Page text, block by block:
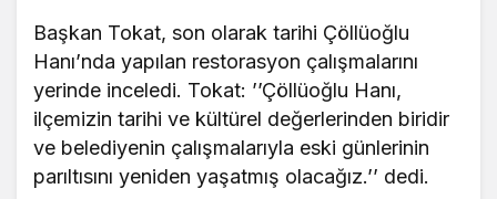
Başkan Tokat, son olarak tarihi Çöllüoğlu
Hanı’nda yapılan restorasyon çalışmalarını
yerinde inceledi. Tokat: ’’Çöllüoğlu Hanı,
ilçemizin tarihi ve kültürel değerlerinden biridir
ve belediyenin çalışmalarıyla eski günlerinin
parıltısını yeniden yaşatmış olacağız.’’ dedi.